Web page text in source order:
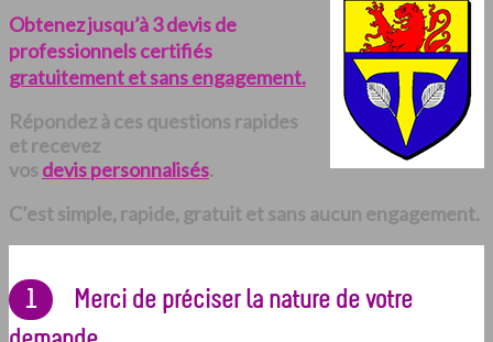
Obtenez jusqu’à 3 devis de
professionnels certifiés
gratuitement et sans engagement.
Répondez à ces questions rapides
et recevez
vos devis personnalisés.
C’est simple, rapide, gratuit et sans aucun engagement.